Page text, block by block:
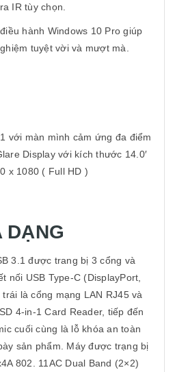
IR tùy chọn.
hành Windows 10 Pro giúp
tuyệt vời và mượt mà.
với màn mình cảm ứng đa điểm
Display với kích thước 14.0′
x 1080 ( Full HD )
DẠNG
3.1 được trang bị 3 cổng và
nối USB Type-C (DisplayPort,
là cổng mạng LAN RJ45 và
4-in-1 Card Reader, tiếp đến
cuối cùng là lỗ khóa an toàn
sản phẩm. Máy được trạng bị
802. 11AC Dual Band (2×2)